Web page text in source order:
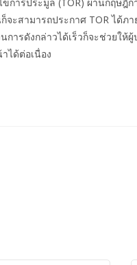
ะสามารถประกาศ TOR ได้ภ
ารดังกล่าวได้เร็วก็จะช่วยให้
ได้ต่อเนื่อง